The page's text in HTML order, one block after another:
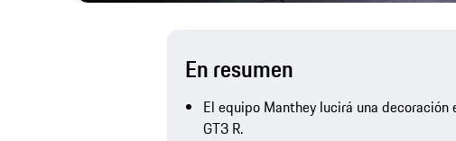
En resumen
El equipo Manthey lucirá una decoración
GT3 R.